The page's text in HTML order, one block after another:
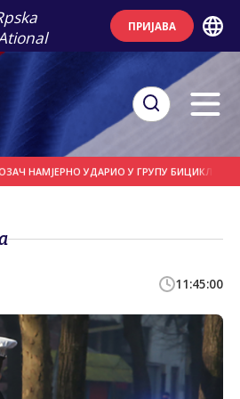
ПРИЈАВА
НАМЈЕРНО УДАРИО У ГРУПУ БИЦИКЛИСТА
11:45:00